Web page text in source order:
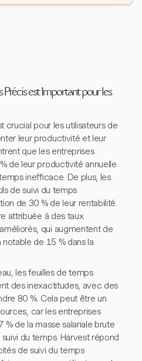
Précis est Important pour les
crucial pour les utilisateurs de
leur productivité et leur
que les entreprises
de leur productivité annuelle
inefficace. De plus, les
de suivi du temps
de 30 % de leur rentabilité.
attribuée à des taux
qui augmentent de
de 15 % dans la
les feuilles de temps
des inexactitudes, avec des
80 %. Cela peut être un
car les entreprises
% de la masse salariale brute
du temps. Harvest répond
de suivi du temps